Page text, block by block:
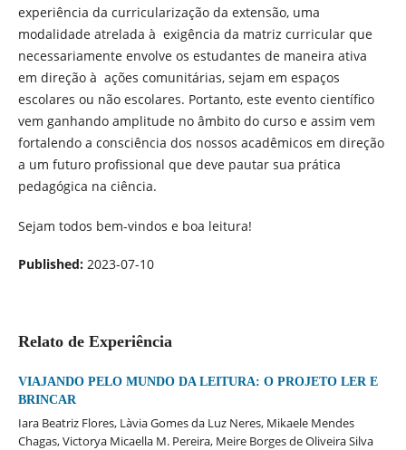
experiência da curricularização da extensão, uma
modalidade atrelada à exigência da matriz curricular que
necessariamente envolve os estudantes de maneira ativa
em direção à ações comunitárias, sejam em espaços
escolares ou não escolares. Portanto, este evento científico
vem ganhando amplitude no âmbito do curso e assim vem
fortalendo a consciência dos nossos acadêmicos em direção
a um futuro profissional que deve pautar sua prática
pedagógica na ciência.
Sejam todos bem-vindos e boa leitura!
Published: 2023-07-10
Relato de Experiência
VIAJANDO PELO MUNDO DA LEITURA: O PROJETO LER E
BRINCAR
Iara Beatriz Flores, Là­via Gomes da Luz Neres, Mikaele Mendes
Chagas, Victorya Micaella M. Pereira, Meire Borges de Oliveira Silva